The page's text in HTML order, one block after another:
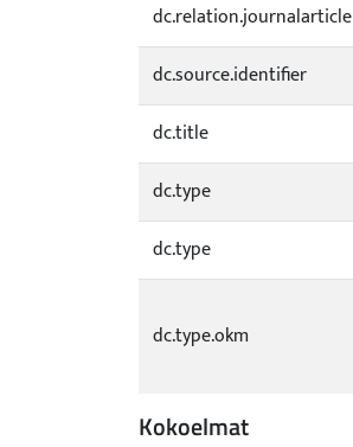
dc.relation.journalarticle
dc.source.identifier
dc.title
dc.type
dc.type
dc.type.okm
Kokoelmat